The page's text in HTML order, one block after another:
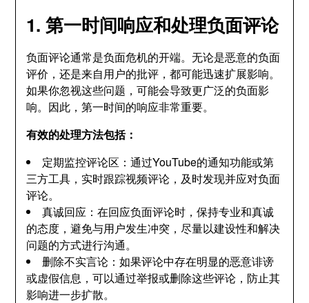
1. 第一时间响应和处理负面评论
负面评论通常是负面危机的开端。无论是恶意的负面
评价，还是来自用户的批评，都可能迅速扩展影响。
如果你忽视这些问题，可能会导致更广泛的负面影
响。因此，第一时间的响应非常重要。
有效的处理方法包括：
定期监控评论区：通过YouTube的通知功能或第
三方工具，实时跟踪视频评论，及时发现并应对负面
评论。
真诚回应：在回应负面评论时，保持专业和真诚
的态度，避免与用户发生冲突，尽量以建设性和解决
问题的方式进行沟通。
删除不实言论：如果评论中存在明显的恶意诽谤
或虚假信息，可以通过举报或删除这些评论，防止其
影响进一步扩散。